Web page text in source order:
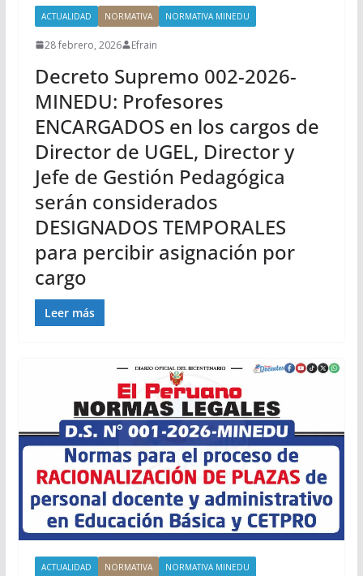
ACTUALIDAD NORMATIVA NORMATIVA MINEDU
28 febrero, 2026 Efrain
Decreto Supremo 002-2026-
MINEDU: Profesores
ENCARGADOS en los cargos de
Director de UGEL, Director y
Jefe de Gestión Pedagógica
serán considerados
DESIGNADOS TEMPORALES
para percibir asignación por
cargo
Leer más
ACTUALIDAD NORMATIVA NORMATIVA MINEDU